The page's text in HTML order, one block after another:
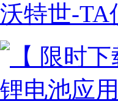
沃特世-TA